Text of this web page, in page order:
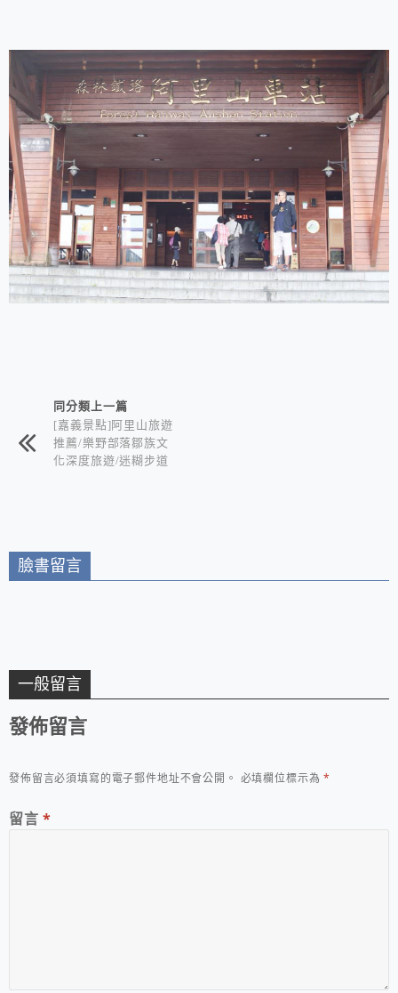
相連文章同分類上一篇
[嘉義景點]阿里山旅遊
推薦/樂野部落鄒族文
化深度旅遊/迷糊步道
臉書留言
一般留言
發佈留言
發佈留言必須填寫的電子郵件地址不會公開。 必填欄位標示為*
留言 *